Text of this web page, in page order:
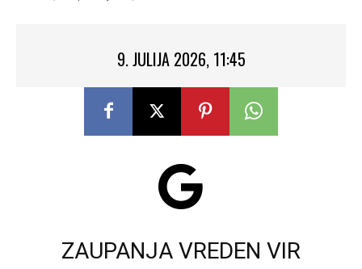
9. JULIJA 2026, 11:45
ZAUPANJA VREDEN VIR